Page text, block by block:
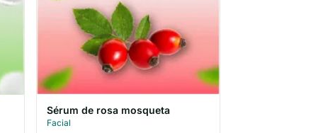
Sérum de rosa mosqueta
Facial